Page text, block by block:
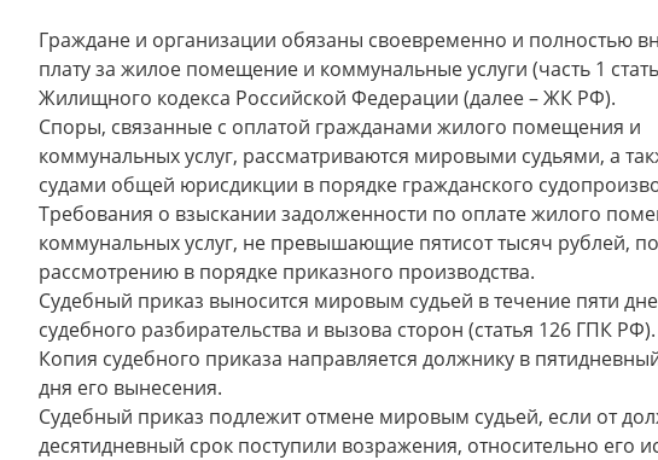
Граждане и организации обязаны своевременно и полностью
плату за жилое помещение и коммунальные услуги (часть 1
Жилищного кодекса Российской Федерации (далее – ЖК РФ).
Споры, связанные с оплатой гражданами жилого помещения и
коммунальных услуг, рассматриваются мировыми судьями, а
судами общей юрисдикции в порядке гражданского
Требования о взыскании задолженности по оплате жилого
коммунальных услуг, не превышающие пятисот тысяч рублей,
рассмотрению в порядке приказного производства.
Судебный приказ выносится мировым судьей в течение пяти
судебного разбирательства и вызова сторон (статья 126 ГПК РФ).
Копия судебного приказа направляется должнику в
дня его вынесения.
Судебный приказ подлежит отмене мировым судьей, если от
десятидневный срок поступили возражения, относительно его